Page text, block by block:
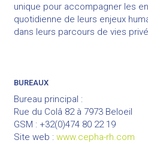
unique pour accompagner les
quotidienne de leurs enjeux
dans leurs parcours de vies
BUREAUX
Bureau principal :
Rue du Colâ 82 à 7973 Beloeil
GSM : +32(0)474 80 22 19
Site web : www.cepha-rh.com